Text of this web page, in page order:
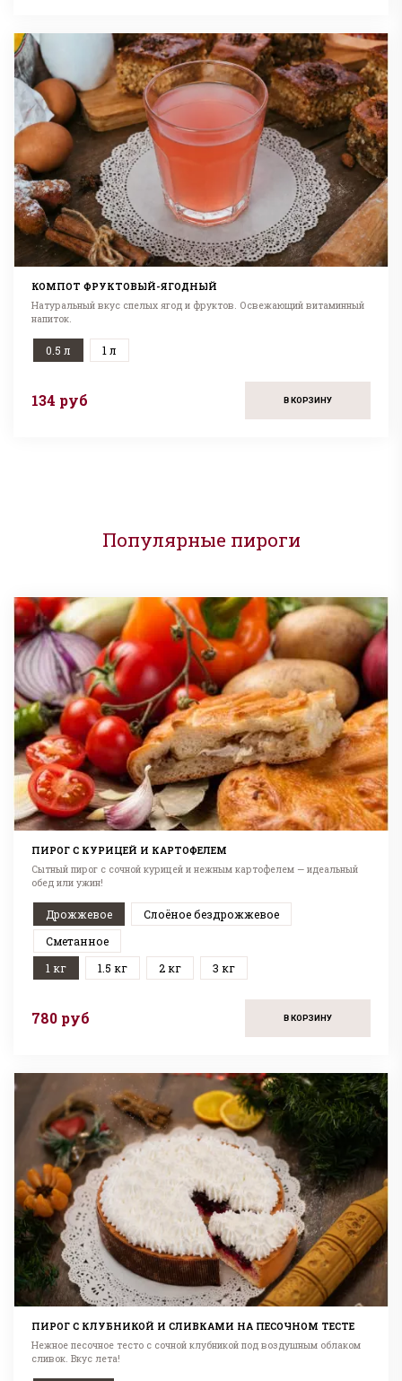
КОМПОТ ФРУКТОВЫЙ-ЯГОДНЫЙ
Натуральный вкус спелых ягод и фруктов. Освежающий витаминный
напиток.
0.5 л 1 л
134 руб В КОРЗИНУ
Популярные пироги
ПИРОГ С КУРИЦЕЙ И КАРТОФЕЛЕМ
Сытный пирог с сочной курицей и нежным картофелем — идеальный
обед или ужин!
Дрожжевое
Слоёное бездрожжевое
Сметанное
1 кг
1.5 кг 2 кг 3 кг
780 руб В КОРЗИНУ
ПИРОГ С КЛУБНИКОЙ И СЛИВКАМИ НА ПЕСОЧНОМ ТЕСТЕ
Нежное песочное тесто с сочной клубникой под воздушным облаком
сливок. Вкус лета!